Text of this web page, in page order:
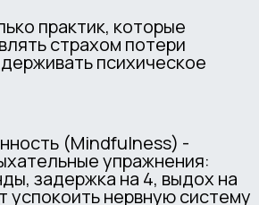
практик, которые
страхом потери
психическое
(Mindfulness) -
упражнения:
задержка на 4, выдох на
успокоить нервную систему